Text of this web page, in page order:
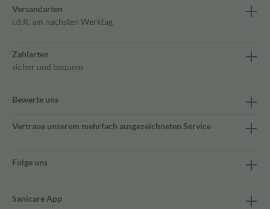
Versandarten
i.d.R. am nächsten Werktag
Zahlarten
sicher und bequem
Bewerte uns
Vertraue unserem mehrfach ausgezeichneten Service
Folge uns
Sanicare App